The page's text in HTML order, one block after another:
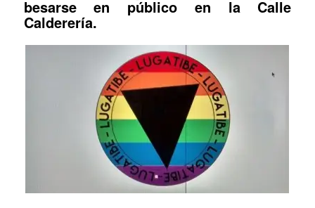
besarse en público en la Calle
Calderería.